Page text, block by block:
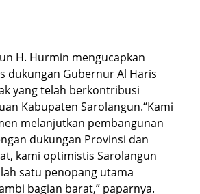
H. Hurmin mengucapkan
dukungan Gubernur Al Haris
yang telah berkontribusi
Kabupaten Sarolangun.“Kami
melanjutkan pembangunan
dukungan Provinsi dan
kami optimistis Sarolangun
satu penopang utama
bagian barat,” paparnya.